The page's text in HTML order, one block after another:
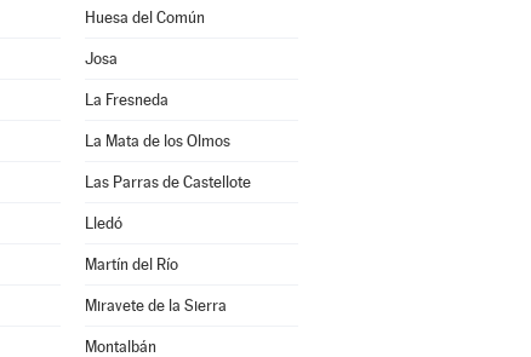
Huesa del Común
Josa
La Fresneda
La Mata de los Olmos
Las Parras de Castellote
Lledó
Martín del Río
Miravete de la Sierra
Montalbán